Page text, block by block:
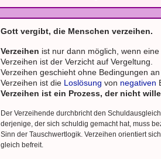
Gott vergibt, die Menschen verzeihen.
Verzeihen ist nur dann möglich, wenn eine
Verzeihen ist der Verzicht auf Vergeltung.
Verzeihen geschieht ohne Bedingungen
Verzeihen ist die Loslösung von negativen
Verzeihen ist ein Prozess, der nicht
Der Verzeihende durchbricht den
derjenige, der sich schuldig gemacht hat, muss
Sinn der Tauschwertlogik. Verzeihen orientiert
gleich befreit.